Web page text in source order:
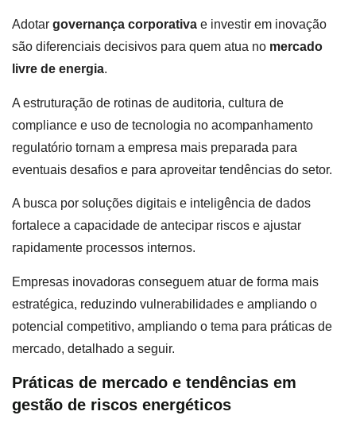
Adotar governança corporativa e investir em inovação
são diferenciais decisivos para quem atua no mercado
livre de energia.
A estruturação de rotinas de auditoria, cultura de
compliance e uso de tecnologia no acompanhamento
regulatório tornam a empresa mais preparada para
eventuais desafios e para aproveitar tendências do setor.
A busca por soluções digitais e inteligência de dados
fortalece a capacidade de antecipar riscos e ajustar
rapidamente processos internos.
Empresas inovadoras conseguem atuar de forma mais
estratégica, reduzindo vulnerabilidades e ampliando o
potencial competitivo, ampliando o tema para práticas de
mercado, detalhado a seguir.
Práticas de mercado e tendências em
gestão de riscos energéticos